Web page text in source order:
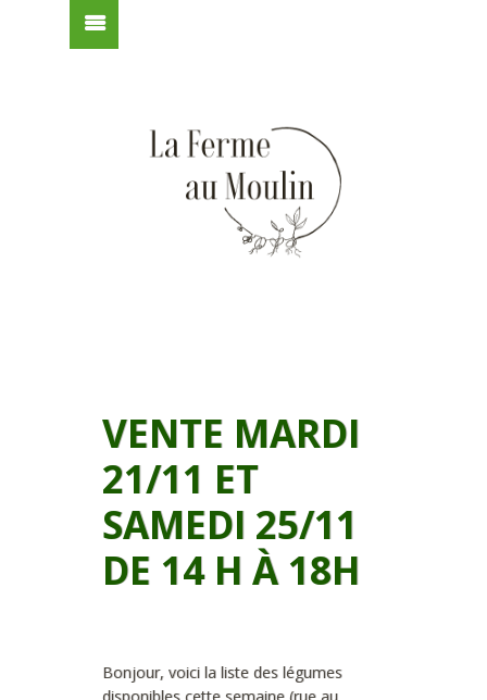
VENTE MARDI
21/11 ET
SAMEDI 25/11
DE 14 H À 18H
Bonjour, voici la liste des légumes